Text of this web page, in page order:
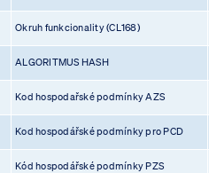
Okruh funkcionality (CL168)
ALGORITMUS HASH
Kod hospodařské podmínky AZS
Kod hospodářské podmínky pro PCD
Kód hospodářské podmínky PZS